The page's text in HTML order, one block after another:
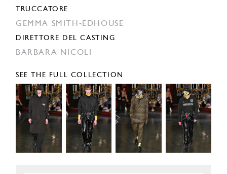
TRUCCATORE
GEMMA SMITH-EDHOUSE
DIRETTORE DEL CASTING
BARBARA NICOLI
SEE THE FULL COLLECTION